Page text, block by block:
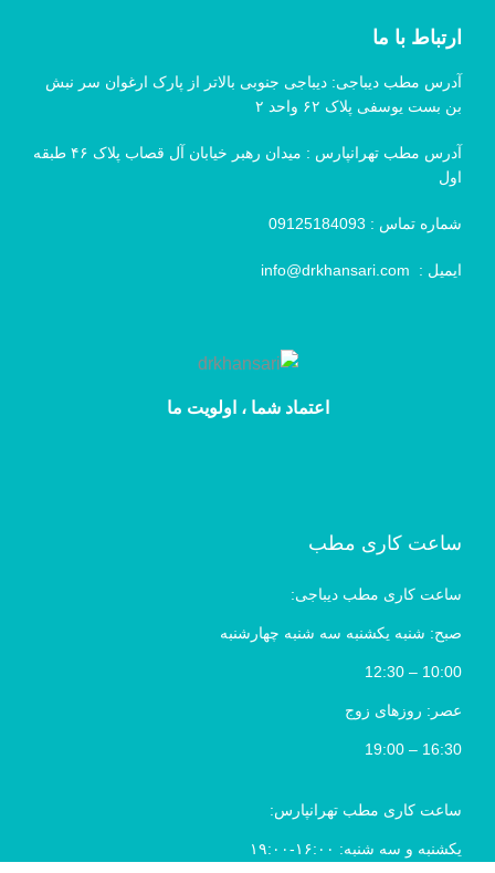
ارتباط با ما
آدرس مطب دیباجی: دیباجی جنوبی بالاتر از پارک ارغوان سر نبش
بن بست یوسفی پلاک ۶۲ واحد ۲
آدرس مطب تهرانپارس : میدان رهبر خیابان آل قصاب پلاک ۴۶ طبقه
اول
شماره تماس :
ایمیل : info@drkhansari.com
اعتماد شما ، اولویت ما
ساعت کاری مطب
ساعت کاری مطب دیباجی:
صبح: شنبه یکشنبه سه شنبه چهارشنبه
10:00 – 12:30
عصر: روزهای زوج
16:30 – 19:00
ساعت کاری مطب تهرانپارس:
یکشنبه و سه شنبه: ۱۶:۰۰-۱۹:۰۰